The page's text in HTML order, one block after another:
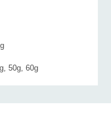
50g, 60g